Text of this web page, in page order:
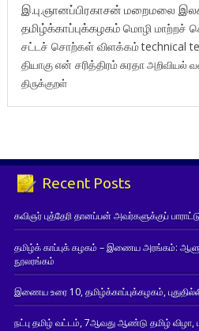
இ.பு.ஞானப்பிரகாசன் மறைமலை
தமிழ்க்காப்புக்கழகம் மொழி மாற்றச்
சட்டச் சொற்கள் விளக்கம்technical
தியாகுஎன் சரித்திரம்சுரதாஅறிவியல்
திருக்குறள்
Recent Posts
கவிஞர் புத்தேரி தானப்பன் அவர்களுக்குப்
தமிழ்க் காப்புக் கழகம் – இணைய அரங்கம்:
நூலரங்கம்
இணைய உரை 10, தமிழ்க்காப்புக்கழகம்,
நட்பு தமிழ் வட்டம், 7ஆவது ஆண்டு தமிழ் விழா,